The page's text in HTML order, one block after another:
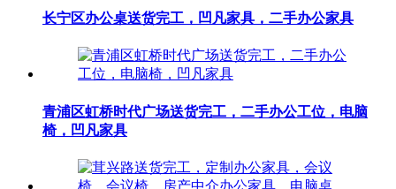
长宁区办公桌送货完工，凹凡家具，二手办公家具
青浦区虹桥时代广场送货完工，二手办公工位，电脑
椅，凹凡家具